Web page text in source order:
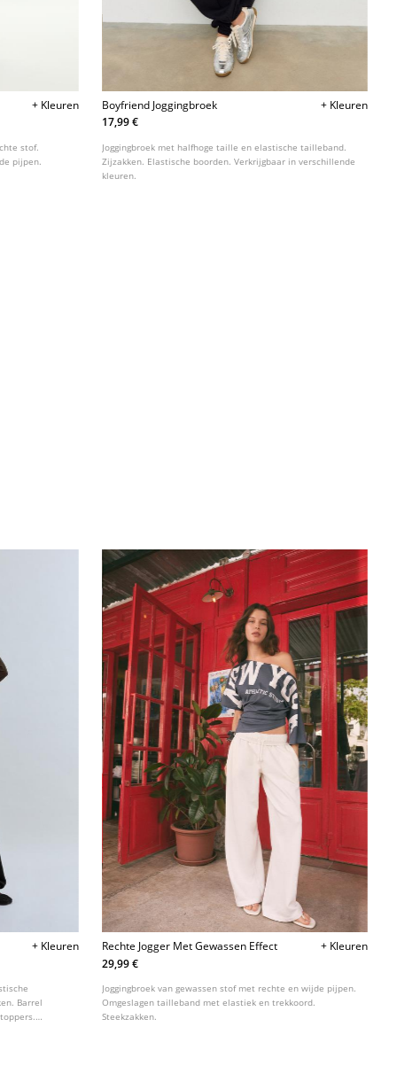
+ Kleuren
stof.
pijpen.
Boyfriend Joggingbroek
+ Kleuren
17,99 €
Joggingbroek met halfhoge taille en elastische tailleband.
Zijzakken. Elastische boorden. Verkrijgbaar in verschillende
kleuren.
+ Kleuren
Barrel
Rechte Jogger Met Gewassen Effect
+ Kleuren
29,99 €
Joggingbroek van gewassen stof met rechte en wijde pijpen.
Omgeslagen tailleband met elastiek en trekkoord.
Steekzakken.